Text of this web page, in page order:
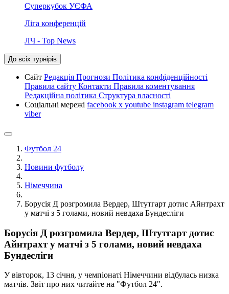
Суперкубок УЄФА
Ліга конференцій
ЛЧ - Top News
До всіх турнірів
Сайт Редакція Прогнози Політика конфіденційності
Правила сайту Контакти Правила коментування
Редакційна політика Структура власності
Соціальні мережі facebook x youtube instagram telegram
viber
Футбол 24
Новини футболу
Німеччина
Борусія Д розгромила Вердер, Штутгарт дотис Айнтрахт
у матчі з 5 голами, новий невдаха Бундесліги
Борусія Д розгромила Вердер, Штутгарт дотис
Айнтрахт у матчі з 5 голами, новий невдаха
Бундесліги
У вівторок, 13 січня, у чемпіонаті Німеччини відбулась низка
матчів. Звіт про них читайте на "Футбол 24".